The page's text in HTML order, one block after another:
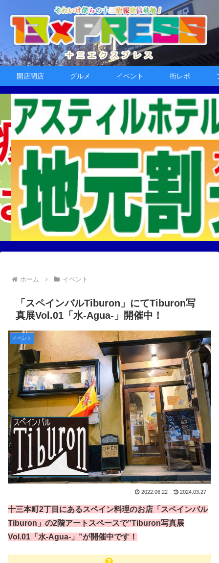
開店閉店 グルメ イベント 街レポ
ホーム イベント
「スペインバルTiburon」にてTiburon写
真展Vol.01「水-Agua-」開催中！
イベント
2022.06.22 2024.03.27
十三本町2丁目にあるスペイン料理のお店「スペインバル
Tiburon」の2階アートスペースで”Tiburon写真展
Vol.01「水-Agua-」”が開催中です！